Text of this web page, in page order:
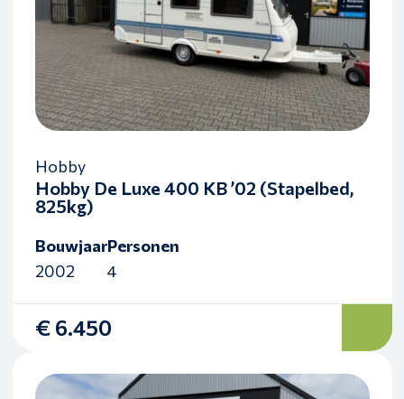
Hobby
Hobby De Luxe 400 KB ’02 (Stapelbed,
825kg)
Bouwjaar
2002
Personen
4
€ 6.450